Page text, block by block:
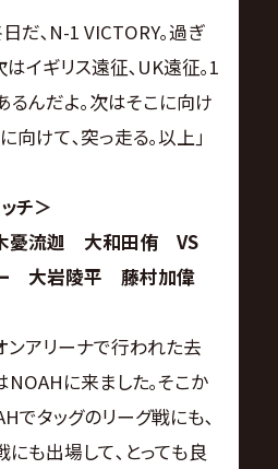
日だ､N-1 VICTORY｡過ぎ
はイギリス遠征､UK遠征｡1
るんだよ｡次はそこに向け
向けて､突っ走る｡以上｣
チ＞
木憂流迦 大和田侑 VS
ー 大岩陵平 藤村加偉
ンアリーナで行われた去
に来ました｡そこか
でタッグのリーグ戦にも､
にも出場して､とっても良